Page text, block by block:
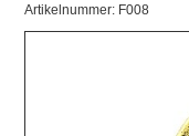
Artikelnummer: F008